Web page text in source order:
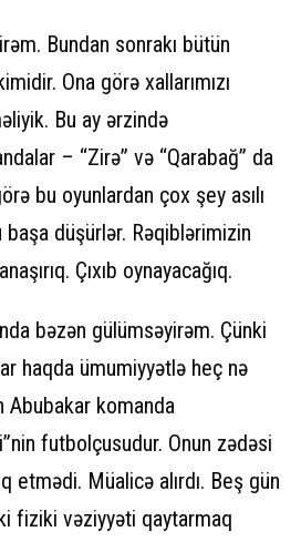
Bundan sonrakı bütün
Ona görə xallarımızı
Bu ay ərzində
– “Zirə” və “Qarabağ” da
bu oyunlardan çox şey asılı
düşürlər. Rəqiblərimizin
Çıxıb oynayacağıq.
bəzən gülümsəyirəm. Çünki
haqda ümumiyyətlə heç nə
Abubakar komanda
futbolçusudur. Onun zədəsi
etmədi. Müalicə alırdı. Beş gün
fiziki vəziyyəti qaytarmaq